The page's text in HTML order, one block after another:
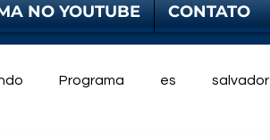
NO YOUTUBE CONTATO
Programa es salvador